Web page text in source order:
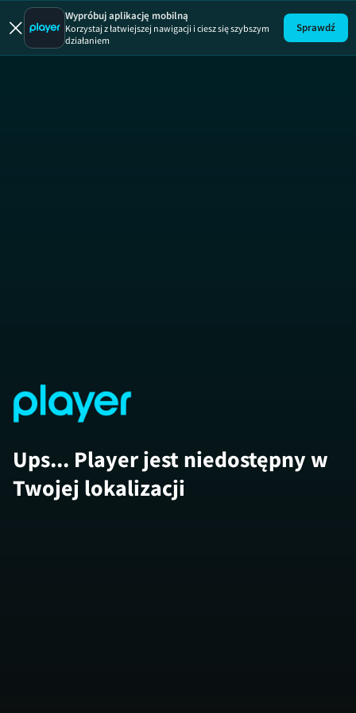
Kopciuszek
Wypróbuj aplikację mobilną
Korzystaj z łatwiejszej nawigacji i ciesz się szybszym
działaniem
Sprawdź
Ups... Player jest niedostępny w
Twojej lokalizacji